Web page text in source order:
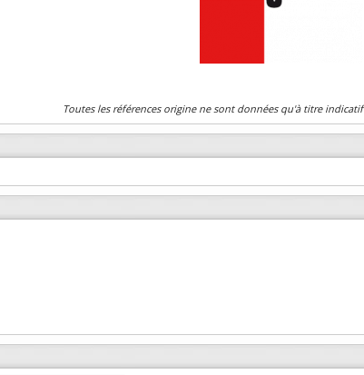
Toutes les références origine ne sont données qu'à titre indicatif